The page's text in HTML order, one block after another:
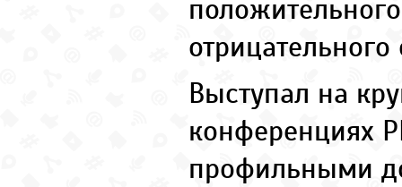
Выступал на
конференциях
профильными